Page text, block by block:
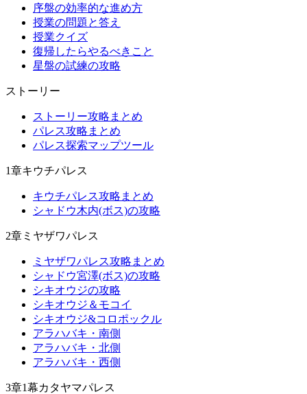
序盤の効率的な進め方
授業の問題と答え
授業クイズ
復帰したらやるべきこと
星盤の試練の攻略
ストーリー
ストーリー攻略まとめ
パレス攻略まとめ
パレス探索マップツール
1章キウチパレス
キウチパレス攻略まとめ
シャドウ木内(ボス)の攻略
2章ミヤザワパレス
ミヤザワパレス攻略まとめ
シャドウ宮澤(ボス)の攻略
シキオウジの攻略
シキオウジ＆モコイ
シキオウジ&コロポックル
アラハバキ・南側
アラハバキ・北側
アラハバキ・西側
3章1幕カタヤマパレス